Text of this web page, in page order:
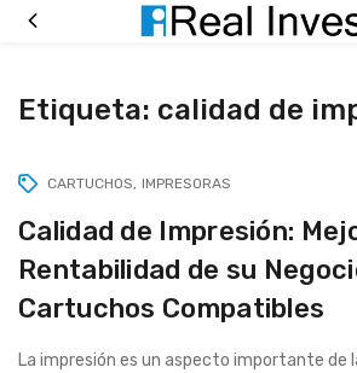
Etiqueta: calidad de
CARTUCHOS IMPRESORAS
Calidad de Impresión:
Rentabilidad de su
Cartuchos Compatibles
La impresión es un aspecto importante de